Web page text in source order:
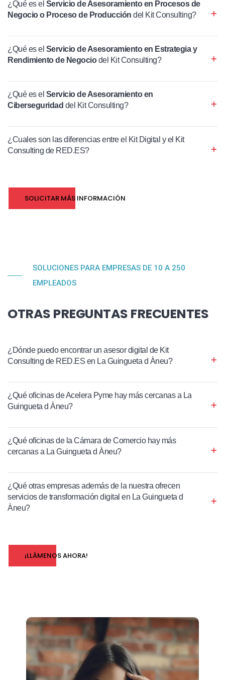
¿Qué es el Servicio de Asesoramiento en Procesos de
Negocio o Proceso de Producción del Kit Consulting?
¿Qué es el Servicio de Asesoramiento en Estrategia y
Rendimiento de Negociodel Kit Consulting?
¿Qué es el Servicio de Asesoramiento en
Ciberseguridad del Kit Consulting?
¿Cuales son las diferencias entre el Kit Digital y el Kit
Consulting de RED.ES?
SOLICITAR MÁS INFORMACIÓN
SOLUCIONES PARA EMPRESAS DE 10 A 250
EMPLEADOS
OTRAS PREGUNTAS FRECUENTES
¿Dónde puedo encontrar un asesor digital de Kit
Consulting de RED.ES en La Guingueta d Àneu?
¿Qué oficinas de Acelera Pyme hay más cercanas a La
Guingueta d Àneu?
¿Qué oficinas de la Cámara de Comercio hay más
cercanas a La Guingueta d Àneu?
¿Qué otras empresas además de la nuestra ofrecen
servicios de transformación digital en La Guingueta d
Àneu?
¡LLÁMENOS AHORA!